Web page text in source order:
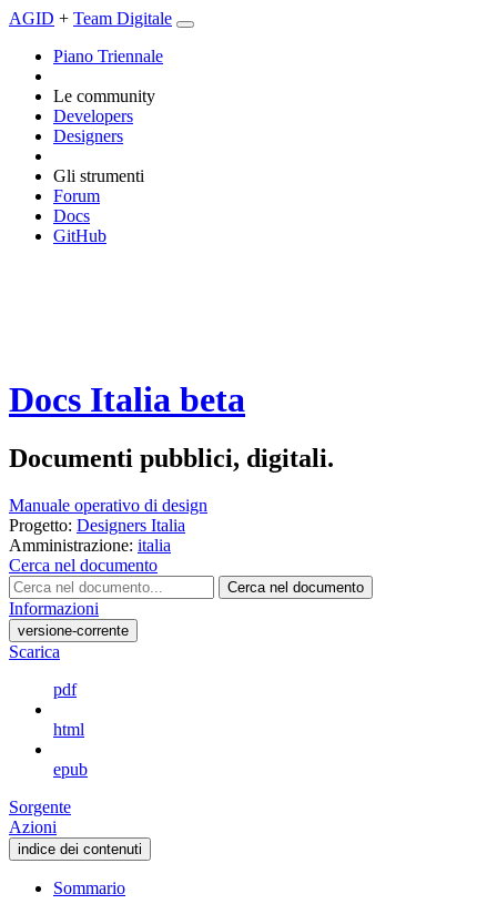
AGID + Team Digitale
Piano Triennale
Le community
Developers
Designers
Gli strumenti
Forum
Docs
GitHub
Docs Italia beta
Documenti pubblici, digitali.
Manuale operativo di design
Progetto: Designers Italia
Amministrazione: italia
Cerca nel documento
Cerca nel documento
Informazioni
versione-corrente
Scarica
pdf
html
epub
Sorgente
Azioni
indice dei contenuti
Sommario